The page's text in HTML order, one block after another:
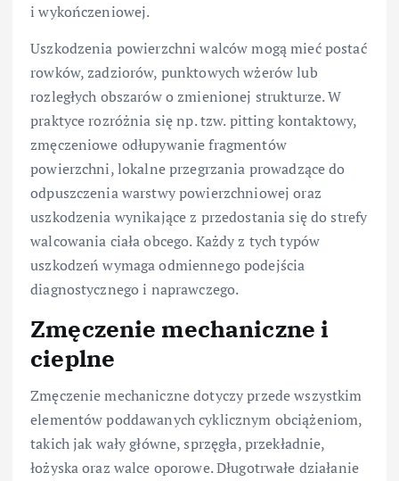
i wykończeniowej.
Uszkodzenia powierzchni walców mogą mieć postać
rowków, zadziorów, punktowych wżerów lub
rozległych obszarów o zmienionej strukturze. W
praktyce rozróżnia się np. tzw. pitting kontaktowy,
zmęczeniowe odłupywanie fragmentów
powierzchni, lokalne przegrzania prowadzące do
odpuszczenia warstwy powierzchniowej oraz
uszkodzenia wynikające z przedostania się do strefy
walcowania ciała obcego. Każdy z tych typów
uszkodzeń wymaga odmiennego podejścia
diagnostycznego i naprawczego.
Zmęczenie mechaniczne i
cieplne
Zmęczenie mechaniczne dotyczy przede wszystkim
elementów poddawanych cyklicznym obciążeniom,
takich jak wały główne, sprzęgła, przekładnie,
łożyska oraz walce oporowe. Długotrwałe działanie